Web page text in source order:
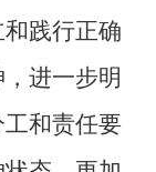
践行正确
，进一步明
和责任要